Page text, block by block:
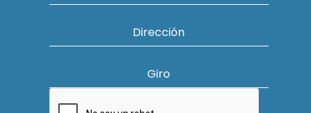
Dirección
Giro